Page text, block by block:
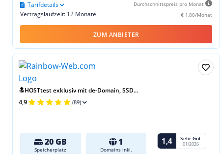
Durchschnittspreis pro Monat
€ 1,80/Monat
Vertragslaufzeit: 12 Monate
Tarifdetails
ZUM ANBIETER
🔝HOSTtest exklusiv mit de-Domain, SSD...
4,9 (89)
20 GB
Speicherplatz
1
Domains inkl.
1,4 Sehr Gut
01/2026